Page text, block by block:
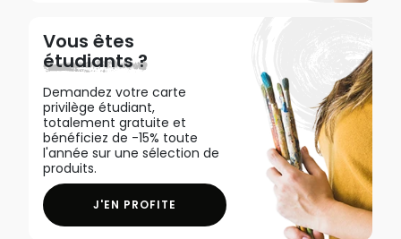
Vous êtes
étudiants ?
Demandez votre carte
privilège étudiant,
totalement gratuite et
bénéficiez de -15% toute
l'année sur une sélection de
produits.
J'EN PROFITE